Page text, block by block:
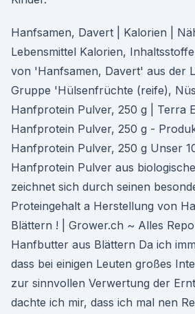
Hanfsamen, Davert | Kalorien |
Lebensmittel Kalorien,
von 'Hanfsamen, Davert' aus der
Gruppe 'Hülsenfrüchte (reife),
Hanfprotein Pulver, 250 g | Terra
Hanfprotein Pulver, 250 g -
Hanfprotein Pulver, 250 g Unser
Hanfprotein Pulver aus
zeichnet sich durch seinen
Proteingehalt a Herstellung von
Blättern ! | Grower.ch ~ Alles
Hanfbutter aus Blättern Da ich
dass bei einigen Leuten großes
zur sinnvollen Verwertung der
dachte ich mir, dass ich mal nen